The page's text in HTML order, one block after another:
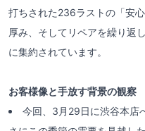
打ちされた236ラストの「安
厚み、そしてリペアを繰り返
に集約されています。
お客様像と手放す背景の観察
今回、3月29日に渋谷本店